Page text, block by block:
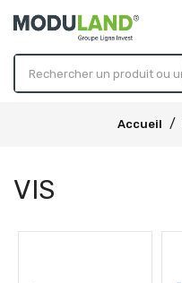
Accueil
VIS